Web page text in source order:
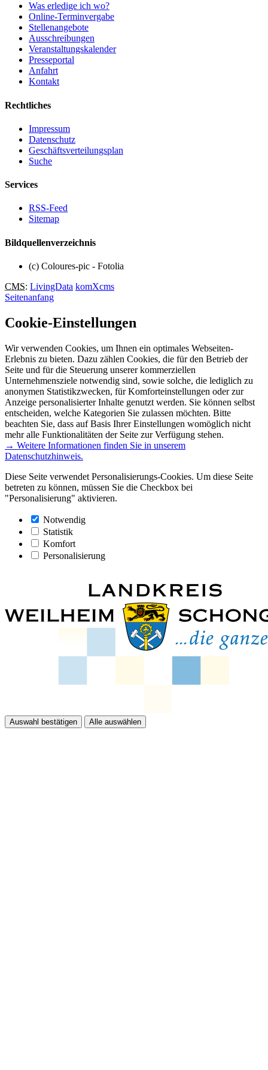
Was erledige ich wo?
Online-Terminvergabe
Stellenangebote
Ausschreibungen
Veranstaltungskalender
Presseportal
Anfahrt
Kontakt
Rechtliches
Impressum
Datenschutz
Geschäftsverteilungsplan
Suche
Services
RSS-Feed
Sitemap
Bildquellenverzeichnis
(c) Coloures-pic - Fotolia
CMS: LivingData komXcms
Seitenanfang
Cookie-Einstellungen
Wir verwenden Cookies, um Ihnen ein optimales Webseiten-
Erlebnis zu bieten. Dazu zählen Cookies, die für den Betrieb der
Seite und für die Steuerung unserer kommerziellen
Unternehmensziele notwendig sind, sowie solche, die lediglich zu
anonymen Statistikzwecken, für Komforteinstellungen oder zur
Anzeige personalisierter Inhalte genutzt werden. Sie können selbst
entscheiden, welche Kategorien Sie zulassen möchten. Bitte
beachten Sie, dass auf Basis Ihrer Einstellungen womöglich nicht
mehr alle Funktionalitäten der Seite zur Verfügung stehen.
→ Weitere Informationen finden Sie in unserem
Datenschutzhinweis.
Diese Seite verwendet Personalisierungs-Cookies. Um diese Seite
betreten zu können, müssen Sie die Checkbox bei
"Personalisierung" aktivieren.
Notwendig
Statistik
Komfort
Personalisierung
Auswahl bestätigen Alle auswählen